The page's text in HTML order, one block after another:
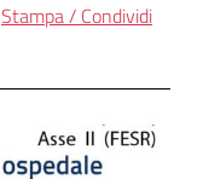
Stampa / Condividi